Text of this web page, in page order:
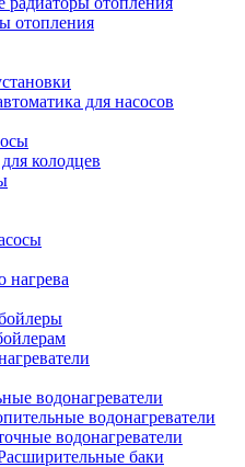
отопления
для насосов
колодцев
нагрева
водонагреватели
водонагреватели
водонагреватели
баки